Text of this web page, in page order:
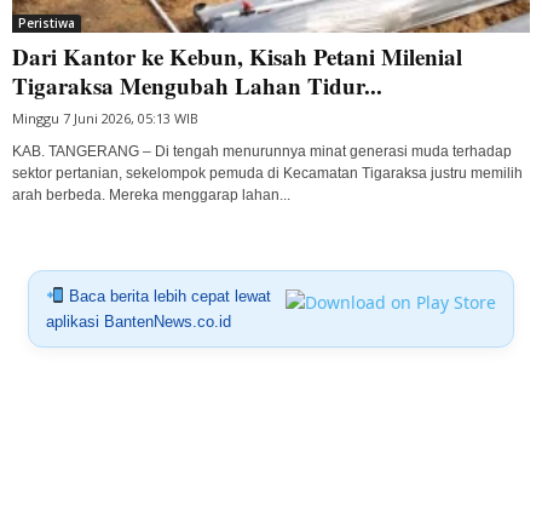
Peristiwa
Dari Kantor ke Kebun, Kisah Petani Milenial
Tigaraksa Mengubah Lahan Tidur...
Minggu 7 Juni 2026, 05:13 WIB
KAB. TANGERANG – Di tengah menurunnya minat generasi muda terhadap
sektor pertanian, sekelompok pemuda di Kecamatan Tigaraksa justru memilih
arah berbeda. Mereka menggarap lahan...
Baca berita lebih cepat lewat
aplikasi BantenNews.co.id